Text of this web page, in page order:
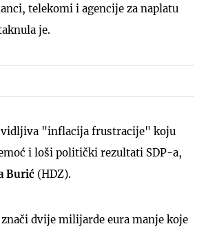
telekomi i agencije za naplatu
je.
vidljiva "inflacija frustracije" koju
i loši politički rezultati SDP-a,
Burić (HDZ).
dvije milijarde eura manje koje